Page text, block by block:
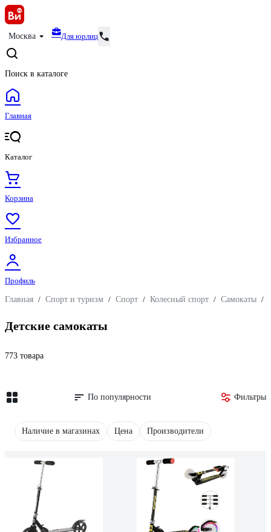
Москва Для юрлиц
Поиск в каталоге
Главная
Каталог
Корзина
Избранное
Профиль
Главная / Спорт и туризм / Спорт / Колесный спорт / Самокаты /
Детские самокаты
773 товара
По популярности Фильтры
Наличие в магазинах Цена Производители